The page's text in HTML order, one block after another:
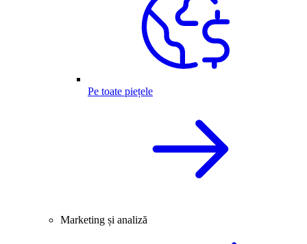
Pe toate piețele
Marketing și analiză